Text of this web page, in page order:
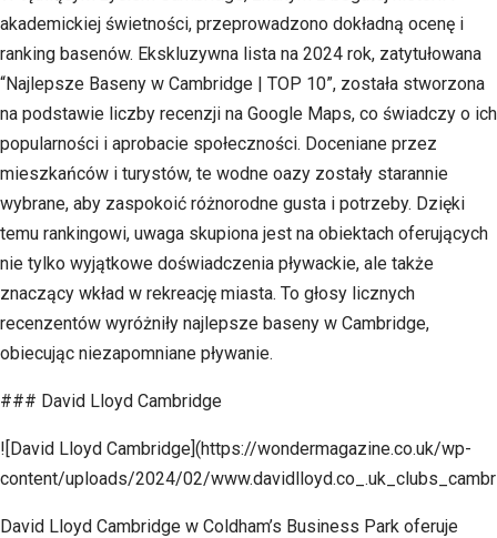
akademickiej świetności, przeprowadzono dokładną ocenę i
ranking basenów. Ekskluzywna lista na 2024 rok, zatytułowana
“Najlepsze Baseny w Cambridge | TOP 10”, została stworzona
na podstawie liczby recenzji na Google Maps, co świadczy o ich
popularności i aprobacie społeczności. Doceniane przez
mieszkańców i turystów, te wodne oazy zostały starannie
wybrane, aby zaspokoić różnorodne gusta i potrzeby. Dzięki
temu rankingowi, uwaga skupiona jest na obiektach oferujących
nie tylko wyjątkowe doświadczenia pływackie, ale także
znaczący wkład w rekreację miasta. To głosy licznych
recenzentów wyróżniły najlepsze baseny w Cambridge,
obiecując niezapomniane pływanie.
### David Lloyd Cambridge
![David Lloyd Cambridge](https://wondermagazine.co.uk/wp-
content/uploads/2024/02/
David Lloyd Cambridge w Coldham’s Business Park oferuje